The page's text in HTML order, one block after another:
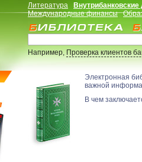
Литература
Международные финансы
Например,Проверка клиентов
Электронная
важной
В чем